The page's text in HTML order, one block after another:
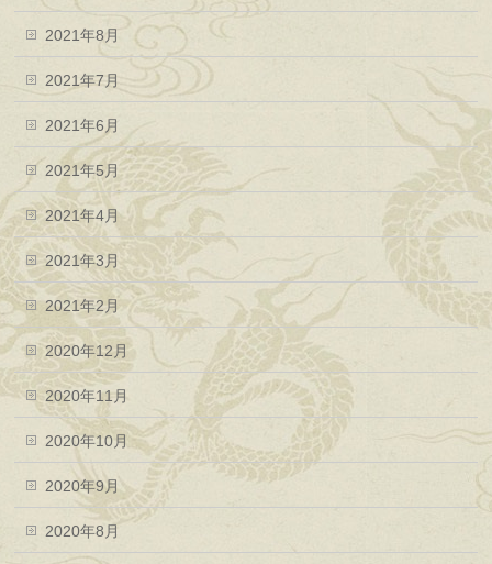
2021年8月
2021年7月
2021年6月
2021年5月
2021年4月
2021年3月
2021年2月
2020年12月
2020年11月
2020年10月
2020年9月
2020年8月